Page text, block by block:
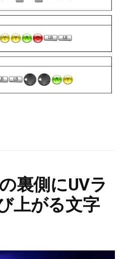
裏側にUVラ
上がる文字